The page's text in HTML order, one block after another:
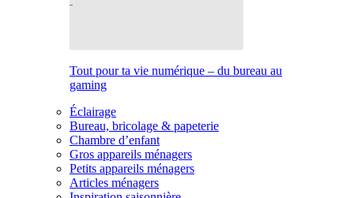
Tout pour ta vie numérique – du bureau au
gaming
Éclairage
Bureau, bricolage & papeterie
Chambre d’enfant
Gros appareils ménagers
Petits appareils ménagers
Articles ménagers